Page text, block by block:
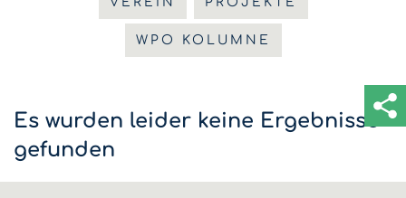
WPO KOLUMNE
Es wurden leider keine Ergebnisse
gefunden